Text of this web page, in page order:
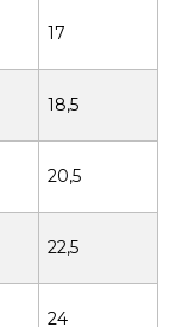
17
18,5
20,5
22,5
24